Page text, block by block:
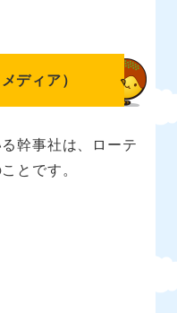
ディア）
幹事社は、ローテ
とです。